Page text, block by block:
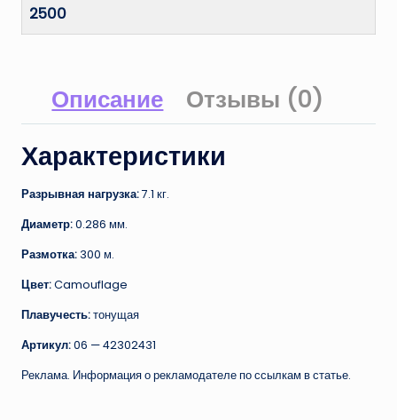
2500
Описание Отзывы (0)
Характеристики
Разрывная нагрузка:7.1 кг.
Диаметр:0.286 мм.
Размотка: 300 м.
Цвет:Camouflage
Плавучесть:тонущая
Артикул:06 — 42302431
Реклама. Информация о рекламодателе по ссылкам в статье.